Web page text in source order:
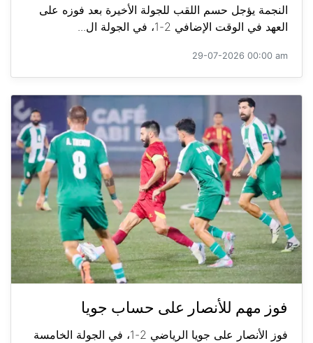
النجمة يؤجل حسم اللقب للجولة الأخيرة بعد فوزه على
العهد في الوقت الإضافي 2-1، في الجولة ال...
29-07-2026 00:00 am
فوز مهم للأنصار على حساب جويا
فوز الأنصار على جويا الرياضي 2-1، في الجولة الخامسة